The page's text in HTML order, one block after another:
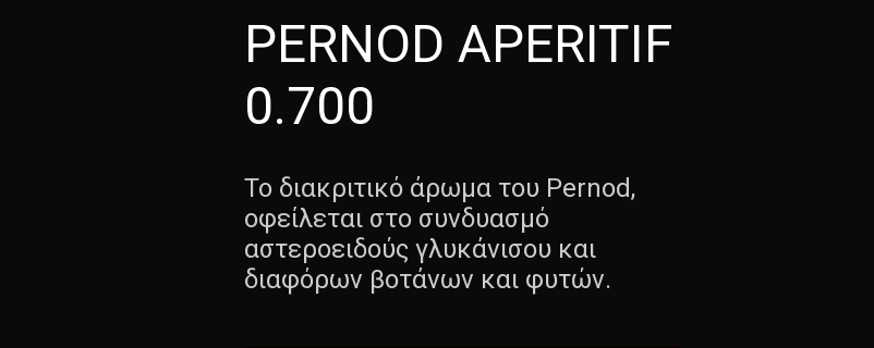
PERNOD APERITIF
0.700
Το διακριτικό άρωμα του Pernod,
οφείλεται στο συνδυασμό
αστεροειδούς γλυκάνισου και
διαφόρων βοτάνων και φυτών.